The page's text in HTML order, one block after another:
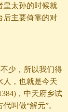
皇太孙的时候就
后主要倚靠的对
少，所以我们得
人，也就是今天
，中天府乡试
叫做“解元”。